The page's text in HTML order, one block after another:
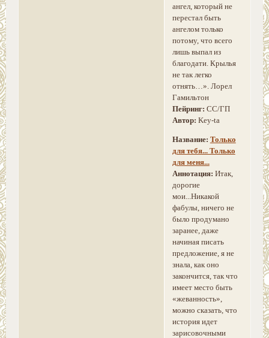
ангел, который не
перестал быть
ангелом только
потому, что всего
лишь выпал из
благодати. Крылья
не так легко
отнять…». Лорел
Гамильтон
Пейринг: СС/ГП
Автор: Key-ta
Название: Только
для тебя... Только
для меня...
Аннотация: Итак,
дорогие
мои...Никакой
фабулы, ничего не
было продумано
заранее, даже
начиная писать
предложение, я не
знала, как оно
закончится, так что
имеет место быть
«жеванность»,
можно сказать, что
история идет
зарисовочными